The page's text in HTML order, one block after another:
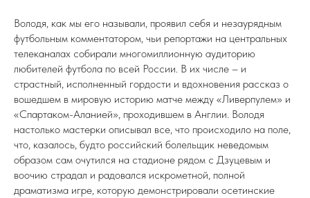
Володя, как мы его называли, проявил себя и незаурядным
футбольным комментатором, чьи репортажи на центральных
телеканалах собирали многомиллионную аудиторию
любителей футбола по всей России. В их числе – и
страстный, исполненный гордости и вдохновения рассказ о
вошедшем в мировую историю матче между «Ливерпулем» и
«Спартаком-Аланией», проходившем в Англии. Володя
настолько мастерки описывал все, что происходило на поле,
что, казалось, будто российский болельщик неведомым
образом сам очутился на стадионе рядом с Дзуцевым и
воочию страдал и радовался искрометной, полной
драматизма игре, которую демонстрировали осетинские